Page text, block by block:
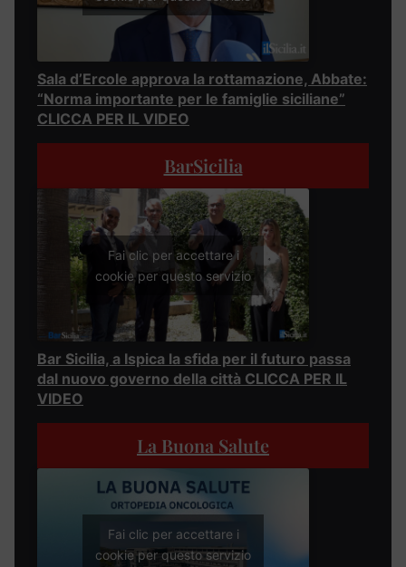
Sala d’Ercole approva la rottamazione, Abbate:
“Norma importante per le famiglie siciliane”
CLICCA PER IL VIDEO
BarSicilia
Fai clic per accettare i
cookie per questo servizio
Bar Sicilia, a Ispica la sfida per il futuro passa
dal nuovo governo della città CLICCA PER IL
VIDEO
La Buona Salute
Fai clic per accettare i
cookie per questo servizio